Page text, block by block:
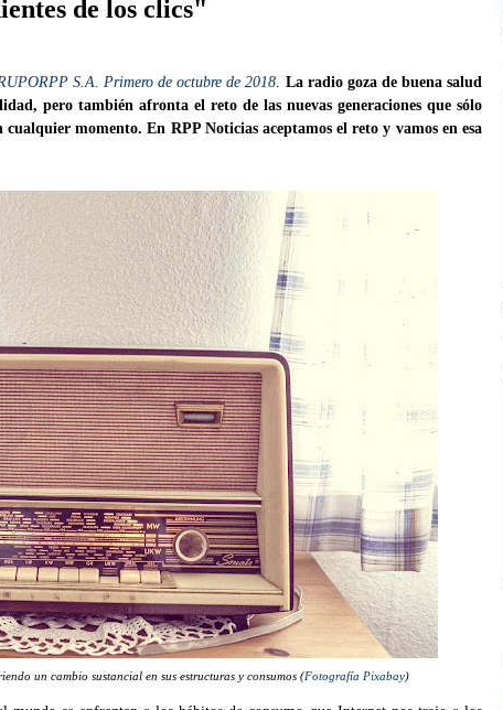
de los clics"
S.A. Primero de octubre de 2018 La radio goza de buena salud
pero también afronta el reto de las nuevas generaciones que sólo
momento. En RPP Noticias aceptamos el reto y vamos en esa
un cambio sustancial en sus estructuras y consumos (Fotografía Pixabay)